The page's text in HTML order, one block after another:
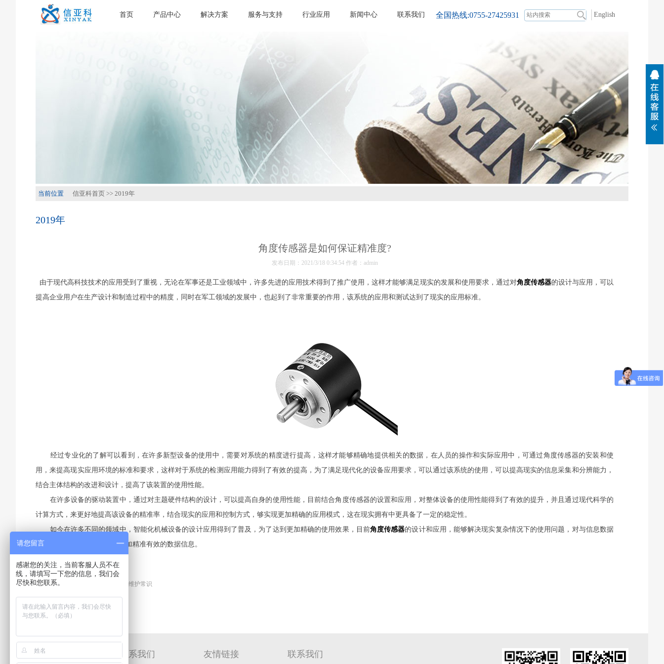
全国热线:0755-27425931 English
首页 产品中心 解决方案 服务与支持 行业应用 新闻中心 联系我们
当前位置 信亚科首页 >> 2019年
2019年
角度传感器是如何保证精准度?
发布日期：2021/3/18 0:34:54 作者：admin
由于现代高科技技术的应用受到了重视，无论在军事还是工业领域中，许多先进的应用技术得到了推广使用，这样才能够满足现实的发展和使用要求，通过对角度传感器的设计与应用，可以
提高企业用户在生产设计和制造过程中的精度，同时在军工领域的发展中，也起到了非常重要的作用，该系统的应用和测试达到了现实的应用标准。
经过专业化的了解可以看到，在许多新型设备的使用中，需要对系统的精度进行提高，这样才能够精确地提供相关的数据，在人员的操作和实际应用中，可通过角度传感器的安装和使
用，来提高现实应用环境的标准和要求，这样对于系统的检测应用能力得到了有效的提高，为了满足现代化的设备应用要求，可以通过该系统的使用，可以提高现实的信息采集和分辨能力，
结合主体结构的改进和设计，提高了该装置的使用性能。
在许多设备的驱动装置中，通过对主题硬件结构的设计，可以提高自身的使用性能，目前结合角度传感器的设置和应用，对整体设备的使用性能得到了有效的提升，并且通过现代科学的
计算方式，来更好地提高该设备的精准率，结合现实的应用和控制方式，够实现更加精确的应用模式，这在现实拥有中更具备了一定的稳定性。
如今在许多不同的领域中，智能化机械设备的设计应用得到了普及，为了达到更加精确的使用效果，目前角度传感器的设计和应用，能够解决现实复杂情况下的使用问题，对与信息数据
和不同角度的测量，提供了更加精准有效的数据信息。
上一篇：正反转传感器产品介绍
下一篇 投入式液位变送器的基本维护常识
分享至：
关于信亚科 联系我们 友情链接 联系我们
请您留言
感谢您的关注，当前客服人员不在
线，请填写一下您的信息，我们会
尽快和您联系。